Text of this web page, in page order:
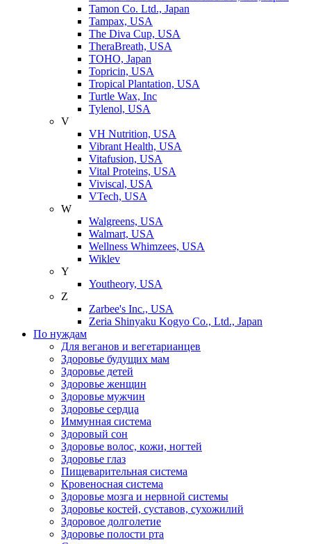
Tamon Co. Ltd., Japan
Tampax, USA
The Diva Cup, USA
TheraBreath, USA
TOHO, Japan
Topricin, USA
Tropical Plantation, USA
Turtle Wax, Inc
Tylenol, USA
V
VH Nutrition, USA
Vibrant Health, USA
Vitafusion, USA
Vital Proteins, USA
Viviscal, USA
VTech, USA
W
Walgreens, USA
Walmart, USA
Wellness Whimzees, USA
Wiklev
Y
Youtheory, USA
Z
Zarbee's Inc., USA
Zeria Shinyaku Kogyo Co., Ltd., Japan
По нуждам
Для веганов и вегетарианцев
Здоровье будущих мам
Здоровье детей
Здоровье женщин
Здоровье мужчин
Здоровье сердца
Иммунная система
Здоровый сон
Здоровье волос, кожи, ногтей
Здоровье глаз
Пищеварительная система
Кровеносная система
Здоровье мозга и нервной системы
Здоровье костей, суставов, сухожилий
Здоровое долголетие
Здоровье полости рта